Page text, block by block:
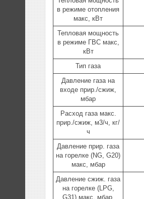
в режиме отопления
макс, кВт
Тепловая мощность
в режиме ГВС макс,
кВт
Тип газа
Давление газа на
входе прир./сжиж,
мбар
Расход газа макс.
прир./сжиж, м3/ч, кг/
ч
Давление прир. газа
на горелке (NG, G20)
макс, мбар
Давление сжиж. газа
на горелке (LPG,
G31) макс, мбар